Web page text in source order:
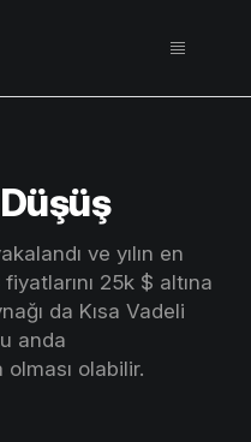
ve yılın en
25k $ altına
da Kısa Vadeli
anda
olabilir.